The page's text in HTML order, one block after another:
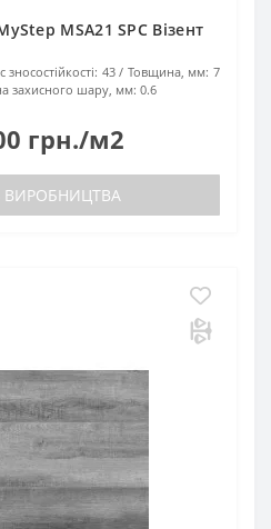
MSA21 SPC Візент
зносостійкості: 43 Товщина, мм: 7
захисного шару, мм: 0.6
грн./м2
ВИРОБНИЦТВА